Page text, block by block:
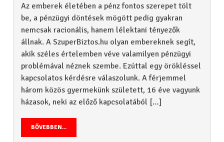
Az emberek életében a pénz fontos szerepet tölt
be, a pénzügyi döntések mögött pedig gyakran
nemcsak racionális, hanem lélektani tényezők
állnak. A SzuperBiztos.hu olyan embereknek segít,
akik széles értelemben véve valamilyen pénzügyi
problémával néznek szembe. Ezúttal egy örökléssel
kapcsolatos kérdésre válaszolunk. A férjemmel
három közös gyermekünk született, 16 éve vagyunk
házasok, neki az előző kapcsolatából […]
BŐVEBBEN...